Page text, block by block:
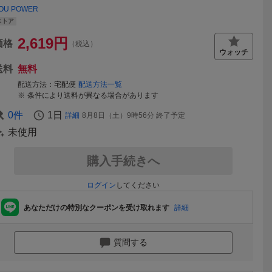
POWER
トア
格 2,619円 （税込）
料 無料
配送方法 宅配便 配送方法一覧
条件により送料が異なる場合があります
0件 1日 詳細 8月8日（土）9時56分 終了予定
未使用
購入手続きへ
ログイン してください
あなただけの特別なクーポンを受け取れます 詳細
質問する